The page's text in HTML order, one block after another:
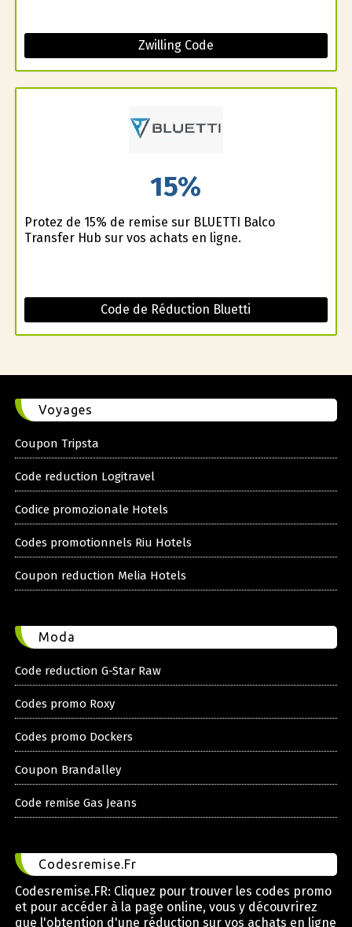
Zwilling Code
15%
Profitez de 15% de remise sur BLUETTI Balco
Transfer Hub sur vos achats en ligne.
Code de Réduction Bluetti
Voyages
Coupon Tripsta
Code reduction Logitravel
Codice promozionale Hotels
Codes promotionnels Riu Hotels
Coupon reduction Melia Hotels
Moda
Code reduction G-Star Raw
Codes promo Roxy
Codes promo Dockers
Coupon Brandalley
Code remise Gas Jeans
Codesremise.Fr
Codesremise.FR: Cliquez pour trouver les codes promo
et pour accéder à la page online, vous y découvrirez
que l'obtention d'une réduction sur vos achats en ligne